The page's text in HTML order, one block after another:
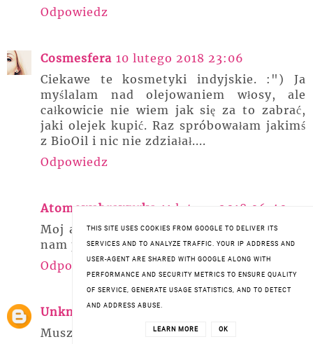
Odpowiedz
Cosmesfera 10 lutego 2018 23:06
Ciekawe te kosmetyki indyjskie. :") Ja
myślalam nad olejowaniem włosy, ale
całkowicie nie wiem jak się za to zabrać,
jaki olejek kupić. Raz spróbowałam jakimś
z BioOil i nic nie zdziałał....
Odpowiedz
Atomowabrawurka 11 lutego 2018 06:40
Moj atut to wlosy. Duzo odob mi moei ze
nam piękne i grube wlosy.
Odpowiedz
Unknown 11 lutego 2018 08:59
Muszę sobie sprawić taki olejek. Już dawno
THIS SITE USES COOKIES FROM GOOGLE TO DELIVER ITS
SERVICES AND TO ANALYZE TRAFFIC. YOUR IP ADDRESS AND
USER-AGENT ARE SHARED WITH GOOGLE ALONG WITH
PERFORMANCE AND SECURITY METRICS TO ENSURE QUALITY
OF SERVICE, GENERATE USAGE STATISTICS, AND TO DETECT
AND ADDRESS ABUSE.
LEARN MORE OK